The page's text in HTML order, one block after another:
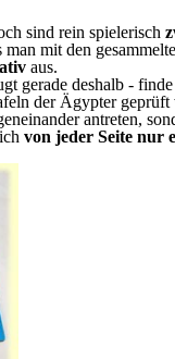
sind rein spielerisch
man mit den
aus.
gerade deshalb -
der Ägypter
antreten,
von jeder Seite nur